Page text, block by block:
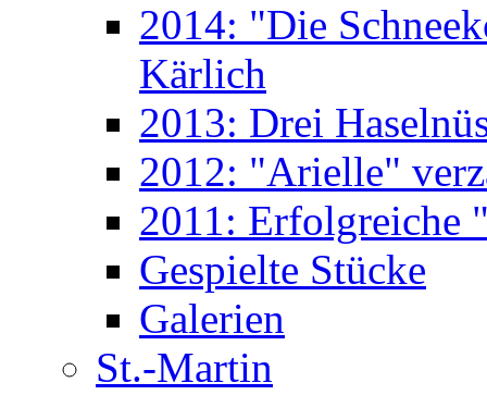
2014: "Die
Kärlich
2013: Drei
2012: "Arielle"
2011: Erfolgreiche
Gespielte Stücke
Galerien
St.-Martin